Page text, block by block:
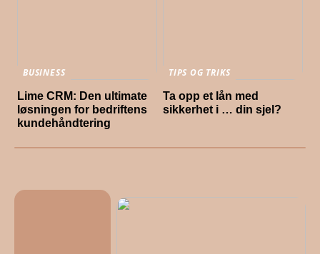
BUSINESS
Lime CRM: Den ultimate
løsningen for bedriftens
kundehåndtering
TIPS OG TRIKS
Ta opp et lån med
sikkerhet i … din sjel?